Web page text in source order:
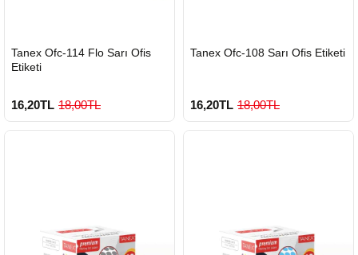
GÖNDERİ
Tanex Ofc-114 Flo Sarı Ofis
Etiketi
16,20TL 18,00TL
GÖNDERİ
Tanex Ofc-108 Sarı Ofis Etiketi
16,20TL 18,00TL